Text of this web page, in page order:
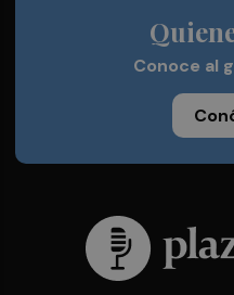
Conoce al